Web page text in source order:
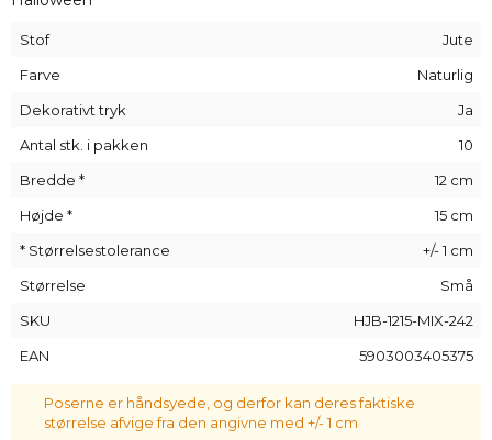
Fejrer du med en lille gruppe?
vidunderlige
. Vores unikke poser giver dig
essentielle er sikker på at imponere alle!
Alle vores poser er håndlavede. Arrangementet af de
en smule fra det, der er vist på billederne.
Stof
Jute
Farve
Naturlig
Dekorativt tryk
Ja
Antal stk. i pakken
10
Bredde *
12 cm
Højde *
15 cm
* Størrelsestolerance
+/- 1 cm
Størrelse
Små
SKU
HJB-1215-MIX-242
EAN
5903003405375
Poserne er håndsyede, og derfor kan deres faktiske
størrelse afvige fra den angivne med +/- 1 cm